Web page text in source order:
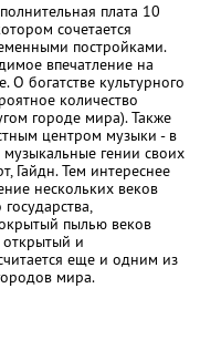
плата 10
сочетается
постройками.
впечатление на
О богатстве культурного
количество
городе мира). Также
центром музыки - в
гении своих
Гайдн. Тем интереснее
нескольких веков
пылью веков
открытый и
еще и одним из
мира.